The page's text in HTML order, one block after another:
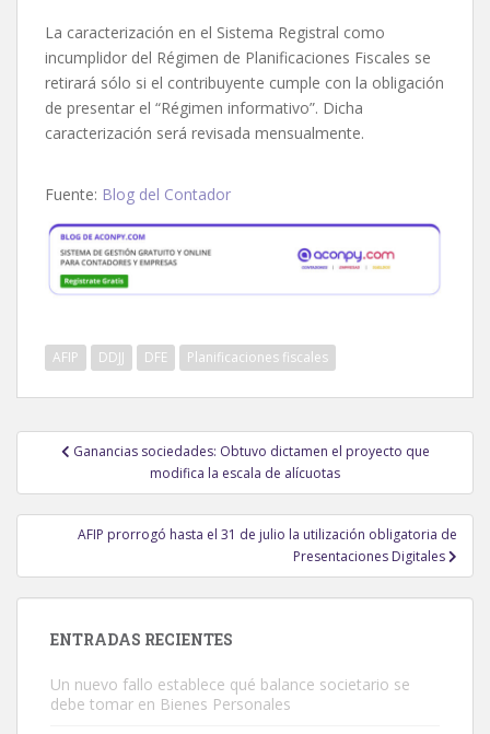
La caracterización en el Sistema Registral como
incumplidor del Régimen de Planificaciones Fiscales se
retirará sólo si el contribuyente cumple con la obligación
de presentar el “Régimen informativo”. Dicha
caracterización será revisada mensualmente.
Fuente: Blog del Contador
AFIP DDJJ DFE Planificaciones fiscales
Navegación
entradas
Ganancias sociedades: Obtuvo dictamen el proyecto que
modifica la escala de alícuotas
AFIP prorrogó hasta el 31 de julio la utilización obligatoria de
Presentaciones Digitales
ENTRADAS RECIENTES
Un nuevo fallo establece qué balance societario se
debe tomar en Bienes Personales